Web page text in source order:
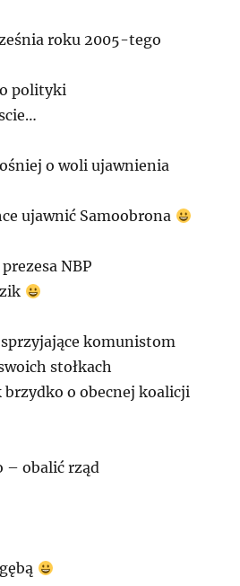
roku 2005-tego
polityki
o woli ujawnienia
ujawnić Samoobrona
prezesaNBP
komunistom
stołkach
brzydko o obecnej koalicji
– obalić rząd